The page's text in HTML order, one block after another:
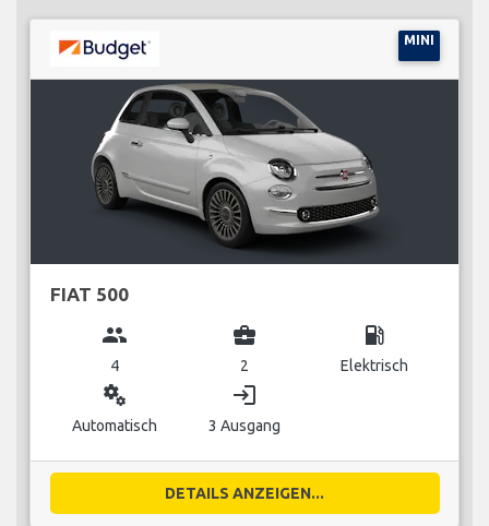
MINI
FIAT 500
group
4
business_center
2
local_gas_station
Elektrisch
miscellaneous_services
Automatisch
login
3 Ausgang
DETAILS ANZEIGEN...